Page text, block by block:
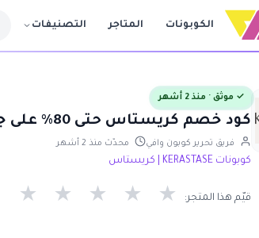
الكوبونات المتاجر التصنيفات
✓ موثق · منذ 2 أشهر
كود خصم كريستاس حتى 80٪ على جميع المنتجات KERASTASE
فريق تحرير كوبون وافي محدّث منذ 2 أشهر
كوبونات KERASTASE | كريستاس
قيّم هذا المتجر: ★ ★ ★ ★ ★